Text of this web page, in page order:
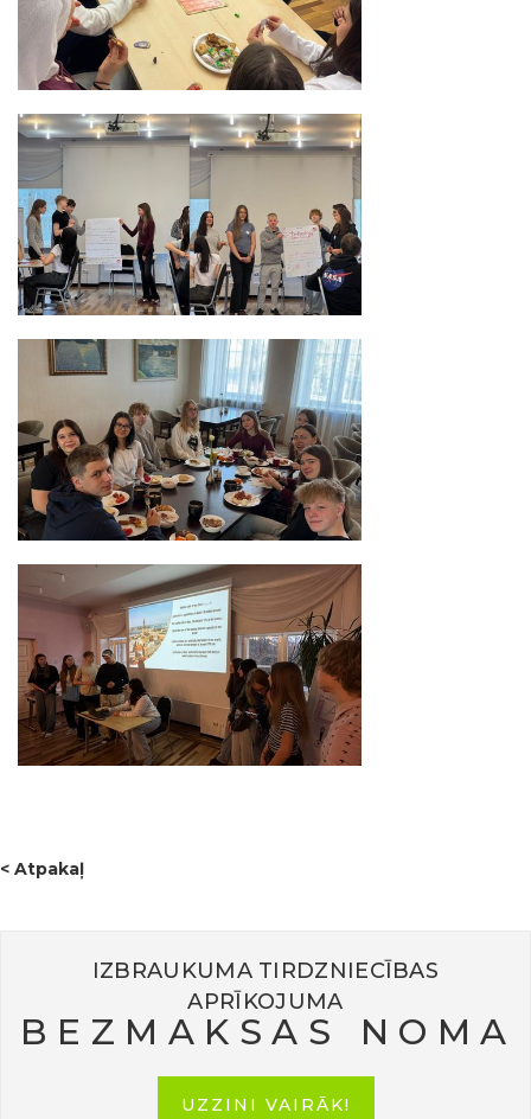
< Atpakaļ
IZBRAUKUMA TIRDZNIECĪBAS
APRĪKOJUMA
BEZMAKSAS NOMA
UZZINI VAIRĀK!